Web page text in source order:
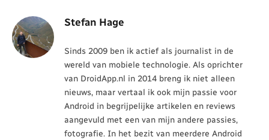
Stefan Hage
Sinds 2009 ben ik actief als journalist in de
wereld van mobiele technologie. Als oprichter
van DroidApp.nl in 2014 breng ik niet alleen
nieuws, maar vertaal ik ook mijn passie voor
Android in begrijpelijke artikelen en reviews
aangevuld met een van mijn andere passies,
fotografie. In het bezit van meerdere Android